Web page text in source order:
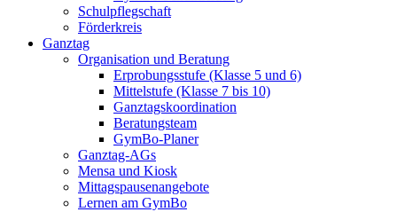
Schulpflegschaft
Förderkreis
Ganztag
Organisation und Beratung
Erprobungsstufe (Klasse 5 und 6)
Mittelstufe (Klasse 7 bis 10)
Ganztagskoordination
Beratungsteam
GymBo-Planer
Ganztag-AGs
Mensa und Kiosk
Mittagspausenangebote
Lernen am GymBo